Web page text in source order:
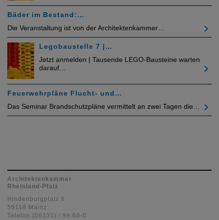
Bäder im Bestand:…
Die Veranstaltung ist von der Architektenkammer…
Legobaustelle 7 |…
Jetzt anmelden | Tausende LEGO-Bausteine warten
darauf…
Feuerwehrpläne Flucht- und…
Das Seminar Brandschutzpläne vermittelt an zwei Tagen die…
Architektenkammer
Rheinland-Pfalz
Hindenburgplatz 6
55118 Mainz
Telefon (06131) / 99 60-0